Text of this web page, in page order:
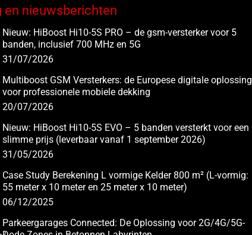
en nieuwsberichten
Nieuw: HiBoost Hi10-5S PRO – de gsm-versterker voor 5
banden, inclusief 700 MHz en 5G
31/07/2026
Multiboost GSM Versterkers: de Europese digitale oplossing
voor professionele mobiele dekking
20/07/2026
Nieuw: HiBoost Hi10-5S EVO – 5 banden versterkt voor een
slimme prijs (leverbaar vanaf 1 september 2026)
31/05/2026
Case Study Berekening L vormige Kelder 800 m² (L-vormig:
55 meter x 10 meter en 25 meter x 10 meter)
06/12/2025
Parkeergarages Connected: De Oplossing voor 2G/4G/5G-